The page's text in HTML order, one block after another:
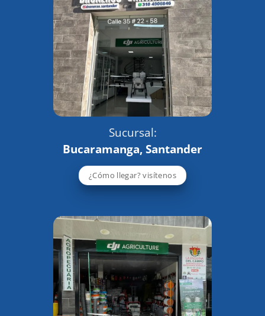
Sucursal:
Bucaramanga, Santander
¿Cómo llegar? visítenos